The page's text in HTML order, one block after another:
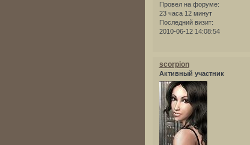
Провел на форуме:
23 часа 12 минут
Последний визит:
2010-06-12 14:08:54
scorpion
Активный участник